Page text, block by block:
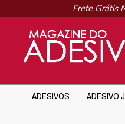
conteúdo
Frete Grátis
ADESIVOS ADESIVO